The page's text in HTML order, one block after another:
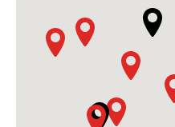
322 route des
Pringy
74370
Antwerpen
Nieuwlandstraat
Melsele9120